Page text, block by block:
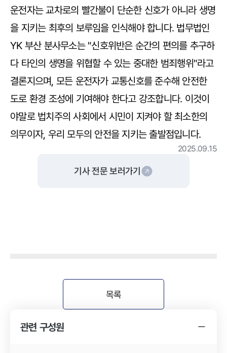
운전자는 교차로의 빨간불이 단순한 신호가 아니라 생명
을 지키는 최후의 보루임을 인식해야 합니다. 법무법인
YK 부산 분사무소는 "신호위반은 순간의 편의를 추구하
다 타인의 생명을 위협할 수 있는 중대한 범죄행위"라고
결론지으며, 모든 운전자가 교통신호를 준수해 안전한
도로 환경 조성에 기여해야 한다고 강조합니다. 이것이
야말로 법치주의 사회에서 시민이 지켜야 할 최소한의
의무이자, 우리 모두의 안전을 지키는 출발점입니다.
2025.09.15
기사 전문 보러가기
목록
관련 구성원